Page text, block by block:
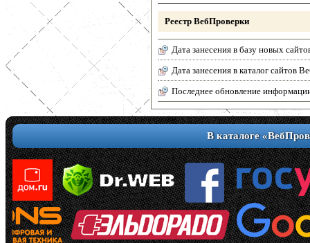
Реестр ВебПроверки
Дата занесения в базу новых
Дата занесения в каталог сайтов
Последнее обновление
В каталоге